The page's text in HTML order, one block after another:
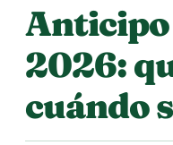
Anticipo
2026:
cuándo